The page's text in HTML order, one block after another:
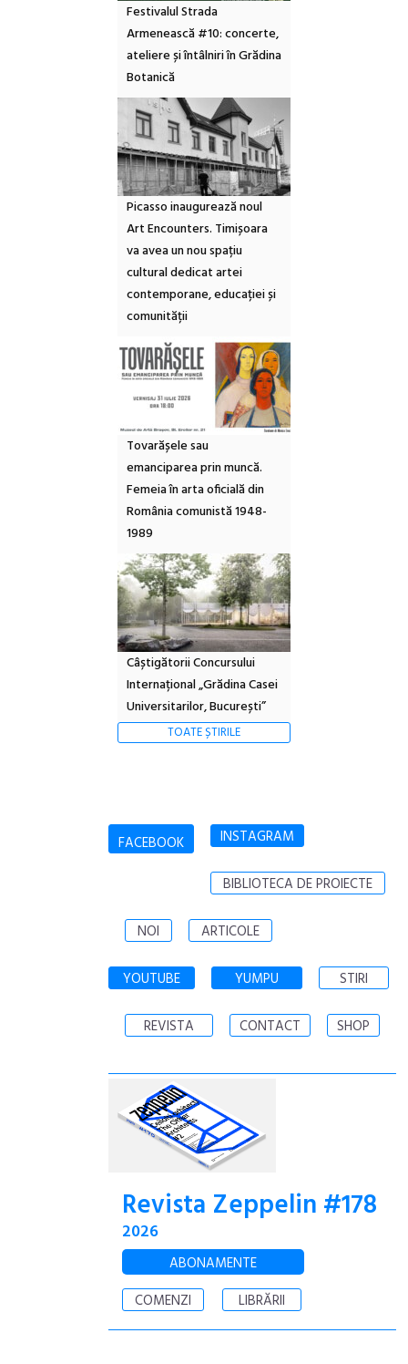
Festivalul Strada
Armenească #10: concerte,
ateliere și întâlniri în Grădina
Botanică
Picasso inaugurează noul
Art Encounters. Timișoara
va avea un nou spațiu
cultural dedicat artei
contemporane, educației și
comunității
Tovarășele sau
emanciparea prin muncă.
Femeia în arta oficială din
România comunistă 1948-
1989
Câștigătorii Concursului
Internațional „Grădina Casei
Universitarilor, București”
TOATE ȘTIRILE
FACEBOOK INSTAGRAM
BIBLIOTECA DE PROIECTE
NOI ARTICOLE
YOUTUBE YUMPU STIRI
REVISTA CONTACT SHOP
Revista Zeppelin #178
2026
ABONAMENTE
COMENZI
LIBRĂRII